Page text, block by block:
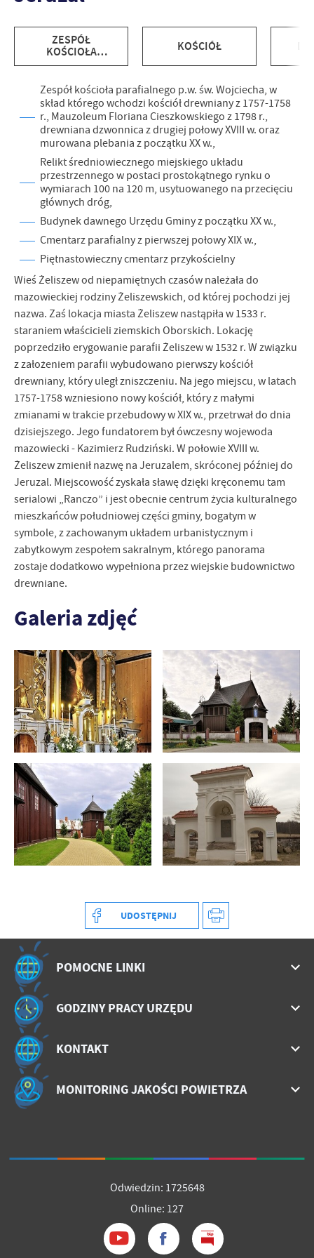
ZESPÓŁ
KOŚCIOŁA
PARAFIALNEGO
WOJCIECHA W
JERUZALU
KOŚCIÓŁ
Zespół kościoła parafialnego p.w. św. Wojciecha, w
skład którego wchodzi kościół drewniany z 1757-1758
r., Mauzoleum Floriana Cieszkowskiego z 1798 r.,
drewniana dzwonnica z drugiej połowy XVIII w. oraz
murowana plebania z początku XX w.,
Relikt średniowiecznego miejskiego układu
przestrzennego w postaci prostokątnego rynku o
wymiarach 100 na 120 m, usytuowanego na przecięciu
głównych dróg,
Budynek dawnego Urzędu Gminy z początku XX w.,
Cmentarz parafialny z pierwszej połowy XIX w.,
Piętnastowieczny cmentarz przykościelny
Wieś Żeliszew od niepamiętnych czasów należała do
mazowieckiej rodziny Żeliszewskich, od której pochodzi jej
nazwa. Zaś lokacja miasta Żeliszew nastąpiła w 1533 r.
staraniem właścicieli ziemskich Oborskich. Lokację
poprzedziło erygowanie parafii Żeliszew w 1532 r. W związku
z założeniem parafii wybudowano pierwszy kościół
drewniany, który uległ zniszczeniu. Na jego miejscu, w latach
1757-1758 wzniesiono nowy kościół, który z małymi
zmianami w trakcie przebudowy w XIX w., przetrwał do dnia
dzisiejszego. Jego fundatorem był ówczesny wojewoda
mazowiecki - Kazimierz Rudziński. W połowie XVIII w.
Żeliszew zmienił nazwę na Jeruzalem, skróconej później do
Jeruzal. Miejscowość zyskała sławę dzięki kręconemu tam
serialowi „Ranczo” i jest obecnie centrum życia kulturalnego
mieszkańców południowej części gminy, bogatym w
symbole, z zachowanym układem urbanistycznym i
zabytkowym zespołem sakralnym, którego panorama
zostaje dodatkowo wypełniona przez wiejskie budownictwo
drewniane.
Galeria zdjęć
UDOSTĘPNIJ
POMOCNE LINKI
GODZINY PRACY URZĘDU
KONTAKT
MONITORING JAKOŚCI POWIETRZA
Odwiedzin: 1725648
Online: 127
Dzięki tym plikom cookies możemy zapewnić Ci większy komfort
korzystania z funkcjonalności naszej strony poprzez dopasowanie
jej do Twoich indywidualnych preferencji. Wyrażenie zgody na
dostępność większej ilości funkcji na stronie.
Analityczne
Analityczne pliki cookies pomagają nam rozwijać się i
dostosowywać do Twoich potrzeb.
Cookies analityczne pozwalają na uzyskanie informacji w zakresie
wykorzystywania witryny internetowej, miejsca oraz częstotliwości,
z jaką odwiedzane są nasze serwisy www. Dane pozwalają nam na
ocenę naszych serwisów internetowych pod względem ich
popularności wśród użytkowników. Zgromadzone informacje są
przetwarzane w formie zanonimizowanej. Wyrażenie zgody na
analityczne pliki cookies gwarantuje dostępność wszystkich
funkcjonalności.
Więcej
Reklamowe
Dzięki reklamowym plikom cookies prezentujemy Ci najciekawsze
informacje i aktualności na stronach naszych partnerów.
Promocyjne pliki cookies służą do prezentowania Ci naszych
komunikatów na podstawie analizy Twoich upodobań oraz Twoich
zwyczajów dotyczących przeglądanej witryny internetowej. Treści
promocyjne mogą pojawić się na stronach podmiotów trzecich lub
firm będących naszymi partnerami oraz innych dostawców usług.
Firmy te działają w charakterze pośredników prezentujących nasze
treści w postaci wiadomości, ofert, komunikatów mediów
Więcej